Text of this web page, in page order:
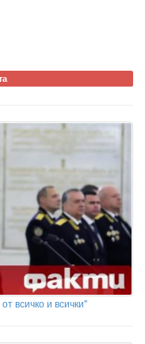
всичко и всички"